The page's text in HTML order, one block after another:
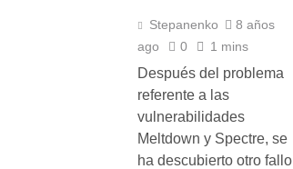
Stepanenko
8 años
ago
0 1 mins
Después del problema
referente a las
vulnerabilidades
Meltdown y Spectre, se
ha descubierto otro fallo